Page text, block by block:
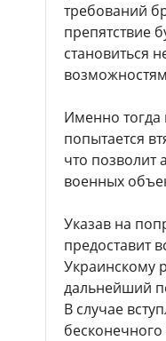
требований
препятствие
становиться
Именно
попытается
что позволит
военных
Указав на
предоставит
Украинскому
дальнейший
В случае